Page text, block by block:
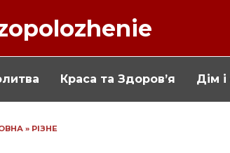
Краса та Здоров’я Дім і
» РІЗНЕ